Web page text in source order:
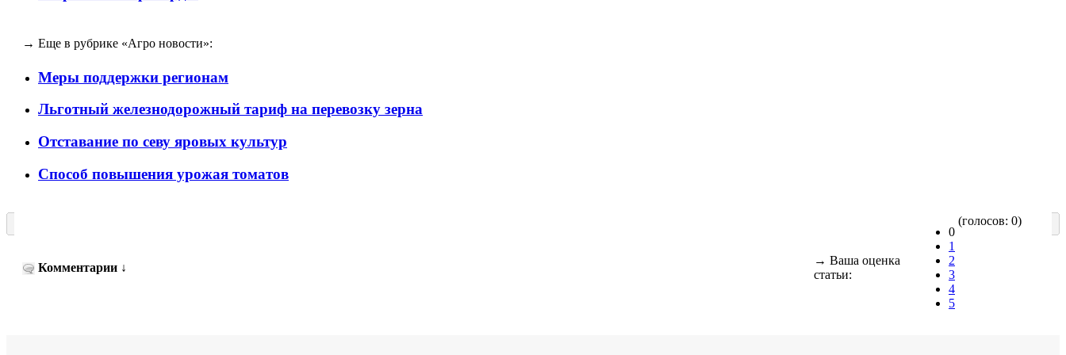
→ Еще в рубрике «Агро новости»:
Меры поддержки регионам
Льготный железнодорожный тариф на перевозку зерна
Отставание по севу яровых культур
Способ повышения урожая томатов
Комментарии ↓
→ Ваша оценка
статьи:
0
1
2
3
4
5
(голосов: 0)